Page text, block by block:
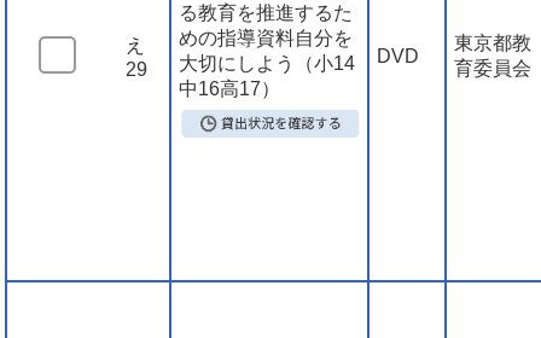
え
29
る教育を推進するた
めの指導資料自分を
大切にしよう（小14
中16高17）
DVD
東京都教
育委員会